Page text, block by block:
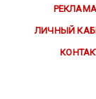
ЛИЧНЫЙ